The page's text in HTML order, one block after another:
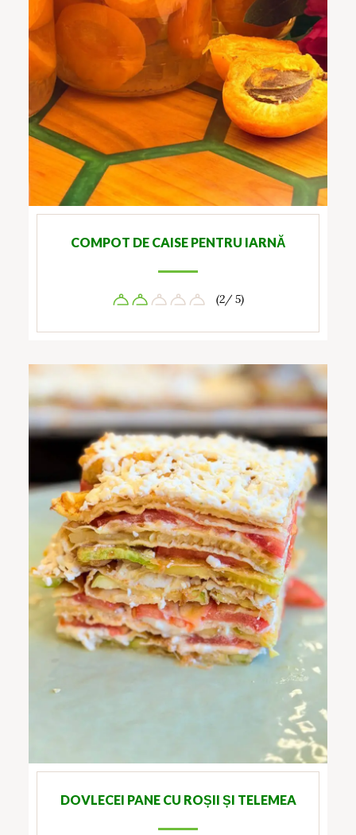
COMPOT DE CAISE PENTRU IARNĂ
(2/ 5)
DOVLECEI PANE CU ROȘII ȘI TELEMEA